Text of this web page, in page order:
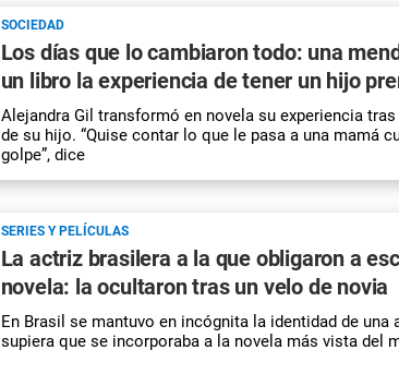
SOCIEDAD
Los días que lo cambiaron todo: una
un libro la experiencia de tener un hijo
Alejandra Gil transformó en novela su experiencia
de su hijo. “Quise contar lo que le pasa a una mamá
golpe”, dice
SERIES Y PELÍCULAS
La actriz brasilera a la que obligaron a
novela: la ocultaron tras un velo de novia
En Brasil se mantuvo en incógnita la identidad de una
supiera que se incorporaba a la novela más vista del